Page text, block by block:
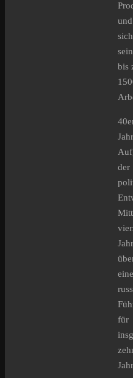
und
bis
der
eine
für